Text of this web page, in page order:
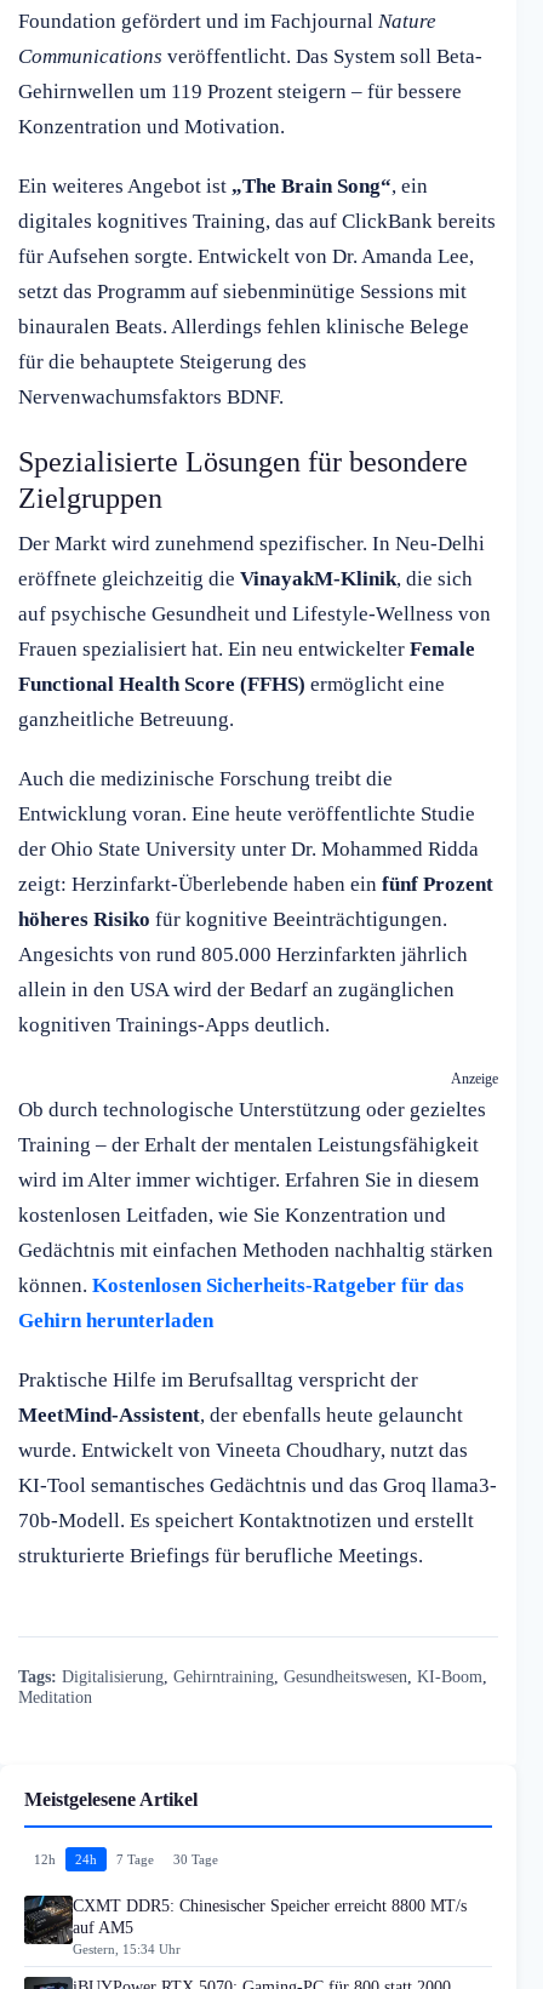
Foundation gefördert und im Fachjournal Nature
Communications veröffentlicht. Das System soll Beta-
Gehirnwellen um 119 Prozent steigern – für bessere
Konzentration und Motivation.
Ein weiteres Angebot ist „The Brain Song“, ein
digitales kognitives Training, das auf ClickBank bereits
für Aufsehen sorgte. Entwickelt von Dr. Amanda Lee,
setzt das Programm auf siebenminütige Sessions mit
binauralen Beats. Allerdings fehlen klinische Belege
für die behauptete Steigerung des
Nervenwachumsfaktors BDNF.
Spezialisierte Lösungen für besondere
Zielgruppen
Der Markt wird zunehmend spezifischer. In Neu-Delhi
eröffnete gleichzeitig die VinayakM-Klinik, die sich
auf psychische Gesundheit und Lifestyle-Wellness von
Frauen spezialisiert hat. Ein neu entwickelter Female
Functional Health Score (FFHS) ermöglicht eine
ganzheitliche Betreuung.
Auch die medizinische Forschung treibt die
Entwicklung voran. Eine heute veröffentlichte Studie
der Ohio State University unter Dr. Mohammed Ridda
zeigt: Herzinfarkt-Überlebende haben ein fünf Prozent
höheres Risiko für kognitive Beeinträchtigungen.
Angesichts von rund 805.000 Herzinfarkten jährlich
allein in den USA wird der Bedarf an zugänglichen
kognitiven Trainings-Apps deutlich.
Anzeige
Ob durch technologische Unterstützung oder gezieltes
Training – der Erhalt der mentalen Leistungsfähigkeit
wird im Alter immer wichtiger. Erfahren Sie in diesem
kostenlosen Leitfaden, wie Sie Konzentration und
Gedächtnis mit einfachen Methoden nachhaltig stärken
können. Kostenlosen Sicherheits-Ratgeber für das
Gehirn herunterladen
Praktische Hilfe im Berufsalltag verspricht der
MeetMind-Assistent, der ebenfalls heute gelauncht
wurde. Entwickelt von Vineeta Choudhary, nutzt das
KI-Tool semantisches Gedächtnis und das Groq llama3-
70b-Modell. Es speichert Kontaktnotizen und erstellt
strukturierte Briefings für berufliche Meetings.
Tags: Digitalisierung Gehirntraining Gesundheitswesen KI-Boom
Meditation
Meistgelesene Artikel
12h 24h 7 Tage 30 Tage
CXMT DDR5: Chinesischer Speicher erreicht 8800 MT/s
auf AM5
Gestern, 15:34 Uhr